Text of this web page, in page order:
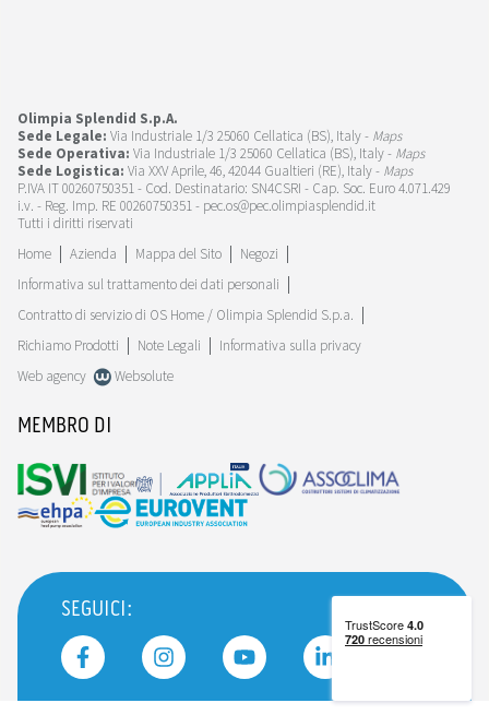
Olimpia Splendid S.p.A.
Sede Legale: Via Industriale 1/3 25060 Cellatica (BS), Italy - Maps
Sede Operativa: Via Industriale 1/3 25060 Cellatica (BS), Italy - Maps
Sede Logistica: Via XXV Aprile, 46, 42044 Gualtieri (RE), Italy - Maps
P.IVA IT 00260750351 - Cod. Destinatario: SN4CSRI - Cap. Soc. Euro 4.071.429
i.v. - Reg. Imp. RE 00260750351 - pec.os@pec.olimpiasplendid.it
Tutti i diritti riservati
Home
Azienda Mappa del Sito
Negozi
Informativa sul trattamento dei dati personali
Contratto di servizio di OS Home / Olimpia Splendid S.p.a.
Richiamo Prodotti
Note Legali
Informativa sulla privacy
Web agency
Websolute
MEMBRO DI
SEGUICI: